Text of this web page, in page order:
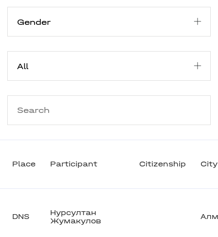
Place Participant Citizenship City
DNS
Нурсултан
Жумакулов